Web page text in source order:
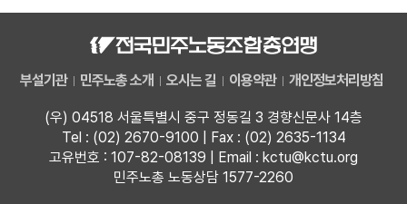
부설기관 민주노총 소개 오시는 길 이용약관 개인정보처리방침
(우) 04518 서울특별시 중구 정동길 3 경향신문사 14층
Tel : (02) 2670-9100 | Fax : (02) 2635-1134
고유번호 : 107-82-08139 | Email : kctu@kctu.org
민주노총 노동상담 1577-2260